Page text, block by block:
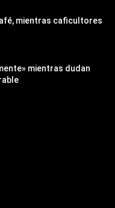
mientras caficultores
mientras dudan